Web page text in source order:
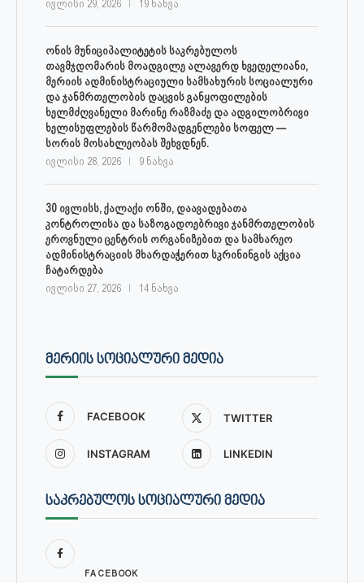
ივლისი 29, 2026 19 ნახვა
ონის მუნიციპალიტეტის საკრებულოს
თავმჯდომარის მოადგილე ალავერდ ხვედელიანი,
მერიის ადმინისტრაციული სამსახურის სოციალური
და ჯანმრთელობის დაცვის განყოფილების
ხელმძღვანელი მარინე რაზმაძე და ადგილობრივი
ხელისუფლების წარმომადგენლები სოფელ —
სორის მოსახლეობას შეხვდნენ.
ივლისი 28, 2026 9 ნახვა
30 ივლისს, ქალაქი ონში, დაავადებათა
კონტროლისა და საზოგადოებრივი ჯანმრთელობის
ეროვნული ცენტრის ორგანიზებით და სამხარეო
ადმინისტრაციის მხარდაჭერით სკრინინგის აქცია
ჩატარდება
ივლისი 27, 2026 14 ნახვა
ᲛᲔᲠᲘᲘᲡ ᲡᲝᲪᲘᲐᲚᲣᲠᲘ ᲛᲔᲓᲘᲐ
FACEBOOK TWITTER
INSTAGRAM LINKEDIN
ᲡᲐᲙᲠᲔᲑᲣᲚᲝᲡ ᲡᲝᲪᲘᲐᲚᲣᲠᲘ ᲛᲔᲓᲘᲐ
FACEBOOK